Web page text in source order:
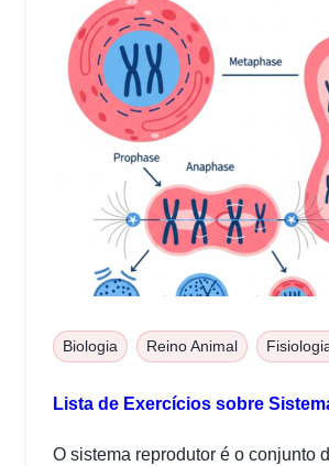
Biologia Reino Animal
Lista de Exercícios sobre
O sistema reprodutor é o conjunto